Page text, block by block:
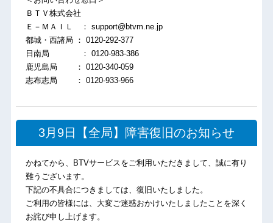
ＢＴＶ株式会社
Ｅ－ＭＡＩＬ ： support@btvm.ne.jp
都城・西諸局 ： 0120-292-377
日南局 ： 0120-983-386
鹿児島局 ： 0120-340-059
志布志局 ： 0120-933-966
3月9日【全局】障害復旧のお知らせ
かねてから、BTVサービスをご利用いただきまして、誠に有り
難うございます。
下記の不具合につきましては、復旧いたしました。
ご利用の皆様には、大変ご迷惑おかけいたしましたことを深く
お詫び申し上げます。